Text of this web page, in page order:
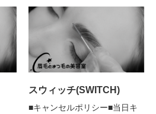
スウィッチ(SWITCH)
■キャンセルポリシー■当日キ